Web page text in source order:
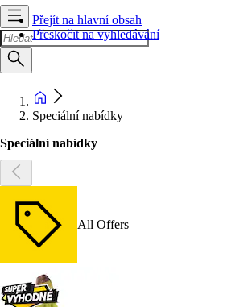
Přejít na hlavní obsah
Přeskočit na vyhledávání
Speciální nabídky
Speciální nabídky
All Offers